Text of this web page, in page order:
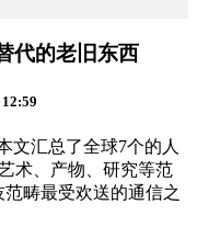
代的老旧东西
汇总了全球7个的人
术、产物、研究等范
畴最受欢送的通信之